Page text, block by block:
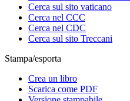
Cerca sul sito vaticano
Cerca nel CCC
Cerca nel CDC
Cerca sul sito Treccani
Stampa/esporta
Crea un libro
Scarica come PDF